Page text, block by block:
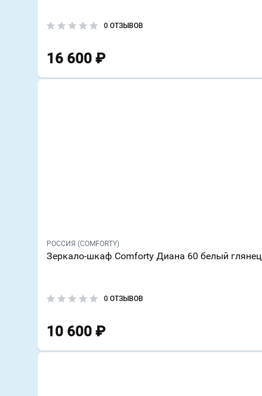
0 ОТЗЫВОВ
16 600 ₽
РОССИЯ (COMFORTY)
Зеркало-шкаф Comforty Диана 60 белый глянец
0 ОТЗЫВОВ
10 600 ₽